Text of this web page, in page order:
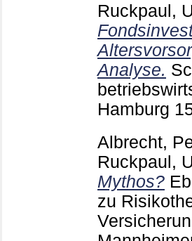
Ruckpaul,
Analyse.
Hamburg
Albrecht,
Ruckpaul,
Mythos?
zu